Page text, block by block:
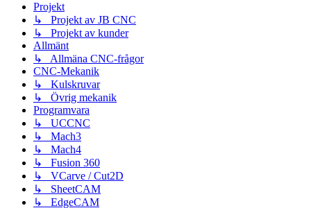
Projekt
↳ Projekt av JB CNC
↳ Projekt av kunder
Allmänt
↳ Allmäna CNC-frågor
CNC-Mekanik
↳ Kulskruvar
↳ Övrig mekanik
Programvara
↳ UCCNC
↳ Mach3
↳ Mach4
↳ Fusion 360
↳ VCarve / Cut2D
↳ SheetCAM
↳ EdgeCAM